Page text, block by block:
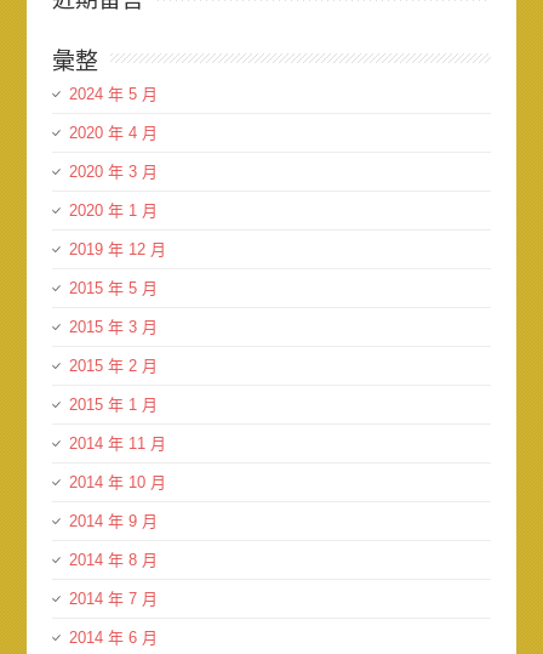
彙整
2024 年 5 月
2020 年 4 月
2020 年 3 月
2020 年 1 月
2019 年 12 月
2015 年 5 月
2015 年 3 月
2015 年 2 月
2015 年 1 月
2014 年 11 月
2014 年 10 月
2014 年 9 月
2014 年 8 月
2014 年 7 月
2014 年 6 月